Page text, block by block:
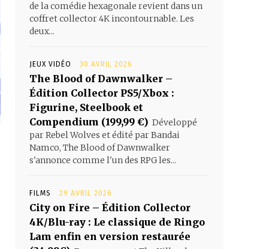
de la comédie hexagonale revient dans un
coffret collector 4K incontournable. Les
deux...
JEUX VIDÉO 30 AVRIL 2026
The Blood of Dawnwalker –
Édition Collector PS5/Xbox :
Figurine, Steelbook et
Compendium (199,99 €) Développé
par Rebel Wolves et édité par Bandai
Namco, The Blood of Dawnwalker
s'annonce comme l'un des RPG les...
FILMS 29 AVRIL 2026
City on Fire – Édition Collector
4K/Blu-ray : Le classique de Ringo
Lam enfin en version restaurée